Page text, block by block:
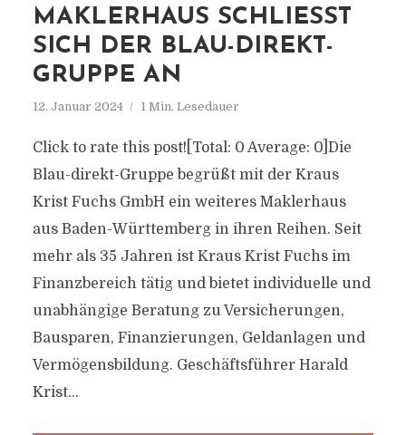
MAKLERHAUS SCHLIESST S
ICH DER BLAU-DIREKT-G
RUPPE AN
12. Januar 2024 1 Min. Lesedauer
Click to rate this post![Total: 0 Average: 0]Die
Blau-direkt-Gruppe begrüßt mit der Kraus
Krist Fuchs GmbH ein weiteres Maklerhaus
aus Baden-Württemberg in ihren Reihen. Seit
mehr als 35 Jahren ist Kraus Krist Fuchs im
Finanzbereich tätig und bietet individuelle und
unabhängige Beratung zu Versicherungen,
Bausparen, Finanzierungen, Geldanlagen und
Vermögensbildung. Geschäftsführer Harald
Krist...